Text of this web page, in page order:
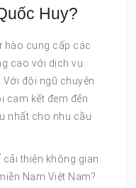
Huy?
hào cung cấp các
cao với dịch vụ
đội ngũ chuyên
cam kết đem đến
nhất cho nhu cầu
cải thiện không gian
Nam Việt Nam?